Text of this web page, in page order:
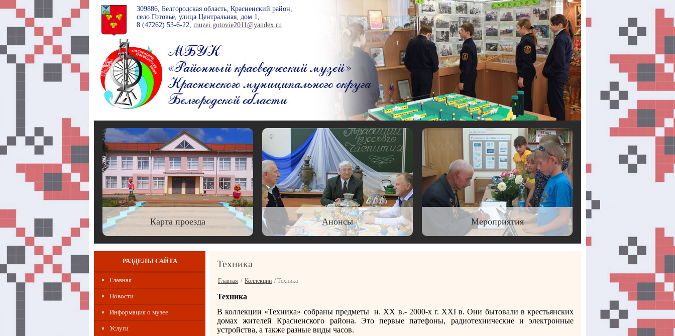
309886, Белгородская область, Красненский район,
село Готовьё, улица Центральная, дом 1,
8 (47262) 53-6-22, muzei.gotovie2011@yandex.ru
Карта проезда Анонсы Мероприятия
РАЗДЕЛЫ САЙТА
Главная
Новости
Информация о музее
Услуги
Техника
Главная / Коллекции / Техника
Техника
В коллекции «Техника» собраны предметы н. XX в.- 2000-х г. XXI в. Они бытовали в крестьянских
домах жителей Красненского района. Это первые патефоны, радиотехнические и электронные
устройства, а также разные виды часов.